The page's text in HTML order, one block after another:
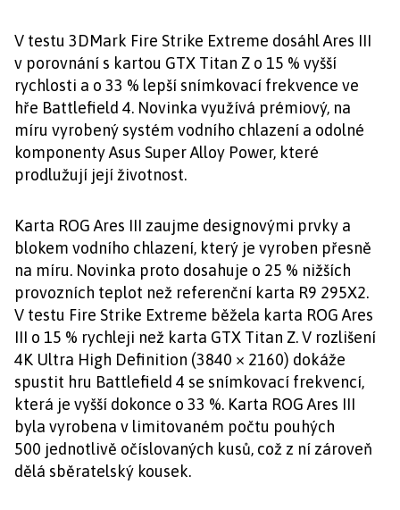
V testu 3DMark Fire Strike Extreme dosáhl Ares III
v porovnání s kartou GTX Titan Z o 15 % vyšší
rychlosti a o 33 % lepší snímkovací frekvence ve
hře Battlefield 4. Novinka využívá prémiový, na
míru vyrobený systém vodního chlazení a odolné
komponenty Asus Super Alloy Power, které
prodlužují její životnost.
Karta ROG Ares III zaujme designovými prvky a
blokem vodního chlazení, který je vyroben přesně
na míru. Novinka proto dosahuje o 25 % nižších
provozních teplot než referenční karta R9 295X2.
V testu Fire Strike Extreme běžela karta ROG Ares
III o 15 % rychleji než karta GTX Titan Z. V rozlišení
4K Ultra High Definition (3840 × 2160) dokáže
spustit hru Battlefield 4 se snímkovací frekvencí,
která je vyšší dokonce o 33 %. Karta ROG Ares III
byla vyrobena v limitovaném počtu pouhých
500 jednotlivě očíslovaných kusů, což z ní zároveň
dělá sběratelský kousek.